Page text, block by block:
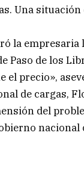
Una
la
de los
el precio»,
de cargas,
del
nacional